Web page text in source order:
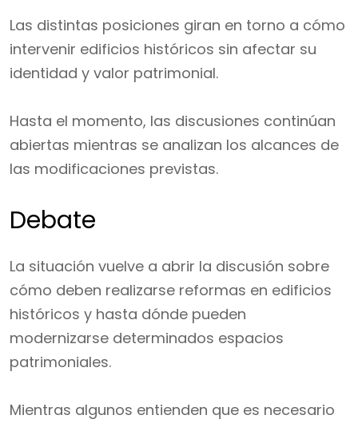
Las distintas posiciones giran en torno a cómo
intervenir edificios históricos sin afectar su
identidad y valor patrimonial.
Hasta el momento, las discusiones continúan
abiertas mientras se analizan los alcances de
las modificaciones previstas.
Debate
La situación vuelve a abrir la discusión sobre
cómo deben realizarse reformas en edificios
históricos y hasta dónde pueden
modernizarse determinados espacios
patrimoniales.
Mientras algunos entienden que es necesario